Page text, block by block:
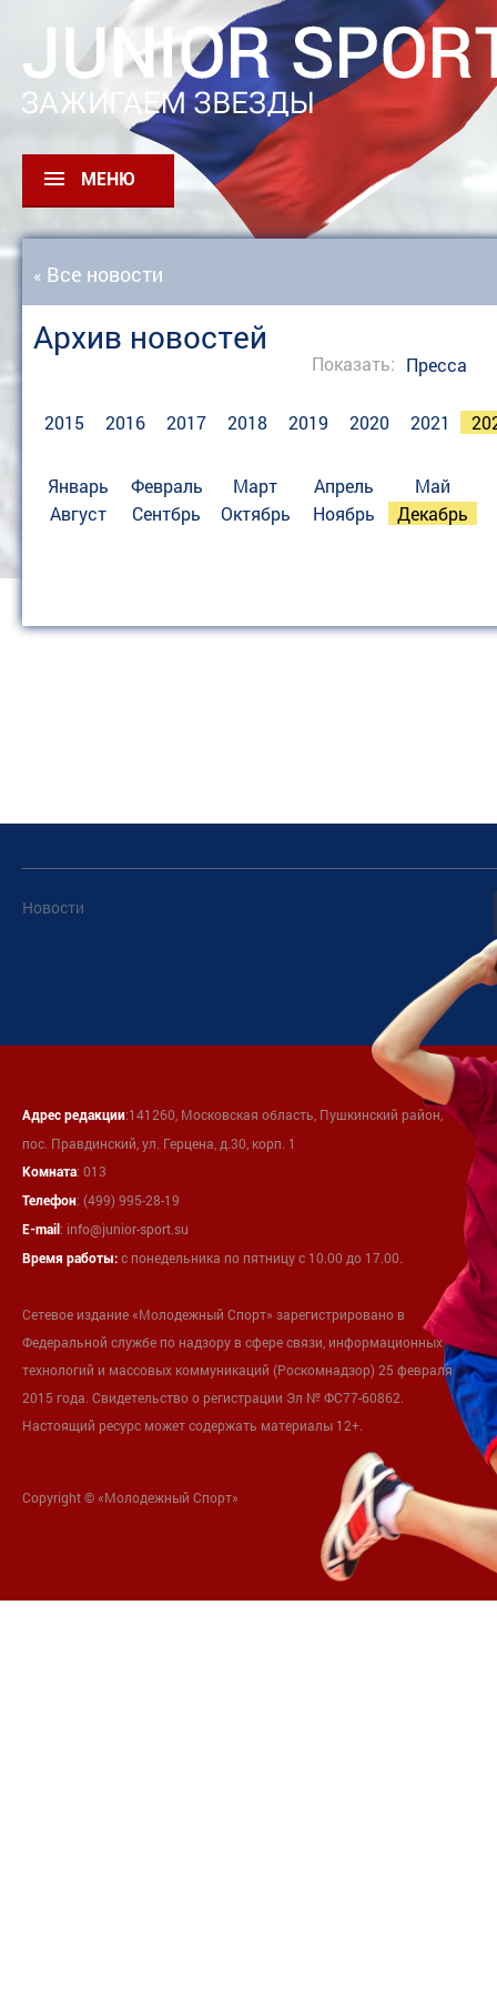
МЕНЮ
« Все новости
Архив новостей
Показать: Пресса
2015 2016 2017 2018 2019 2020 2021
Январь Февраль Март Апрель
Май
Август
Сентбрь Октябрь Ноябрь Декабрь
Новости
Адрес редакции:141260, Московская область, Пушкинский район,
пос. Правдинский, ул. Герцена, д.30, корп. 1
Комната: 013
Телефон: (499) 995-28-19
E-mail : info@junior-sport.su
Время работы: с понедельника по пятницу с 10.00 до 17.00.
Сетевое издание «Молодежный Спорт» зарегистрировано в
Федеральной службе по надзору в сфере связи, информационных
технологий и массовых коммуникаций (Роскомнадзор) 25 февраля
2015 года. Свидетельство о регистрации Эл № ФС77-60862.
Настоящий ресурс может содержать материалы 12+.
Copyright © «Молодежный Спорт»